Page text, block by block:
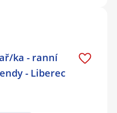
ka - ranní
- Liberec